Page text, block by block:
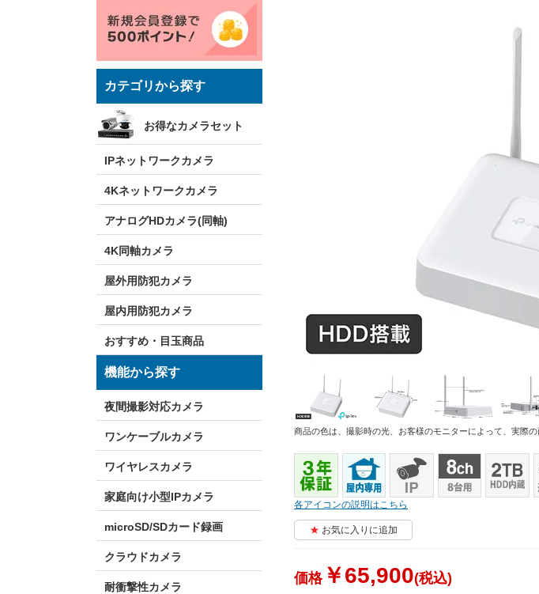
カテゴリから探す
お得なカメラセット
IPネットワークカメラ
4Kネットワークカメラ
アナログHDカメラ(同軸)
4K同軸カメラ
屋外用防犯カメラ
屋内用防犯カメラ
おすすめ・目玉商品
機能から探す
夜間撮影対応カメラ
ワンケーブルカメラ
ワイヤレスカメラ
家庭向け小型IPカメラ
microSD/SDカード録画
クラウドカメラ
耐衝撃性カメラ
商品の色は、撮影時の光、お客様のモニターによって、実際
各アイコンの説明はこちら
お気に入りに追加
価格￥65,900(税込)